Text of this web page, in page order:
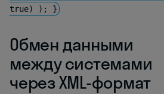
true) ); }
Обмен данными
между системами
через XML-формат